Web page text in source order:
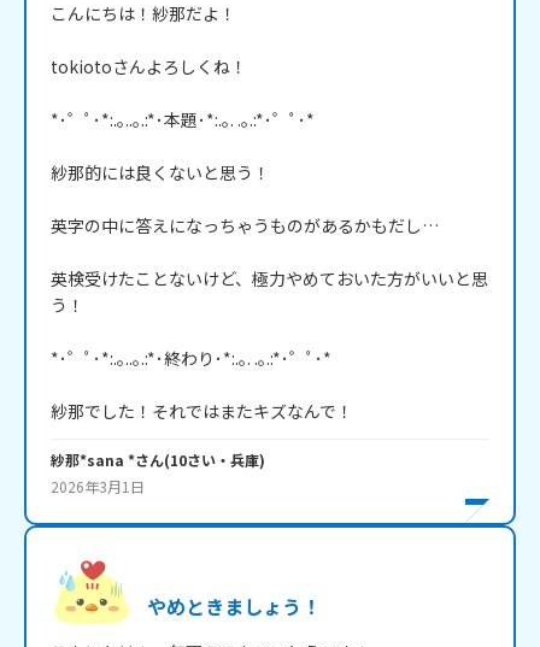
こんにちは！紗那だよ！
tokiotoさんよろしくね！
*･゜ﾟ･*:.｡..｡.:*･本題･*:.｡. .｡.:*･゜ﾟ･*
紗那的には良くないと思う！
英字の中に答えになっちゃうものがあるかもだし…
英検受けたことないけど、極力やめておいた方がいいと思
う！
*･゜ﾟ･*:.｡..｡.:*･終わり･*:.｡. .｡.:*･゜ﾟ･*
紗那でした！それではまたキズなんで！
紗那*sana *さん(10さい・ 兵庫)
2026年3月1日
やめときましょう！